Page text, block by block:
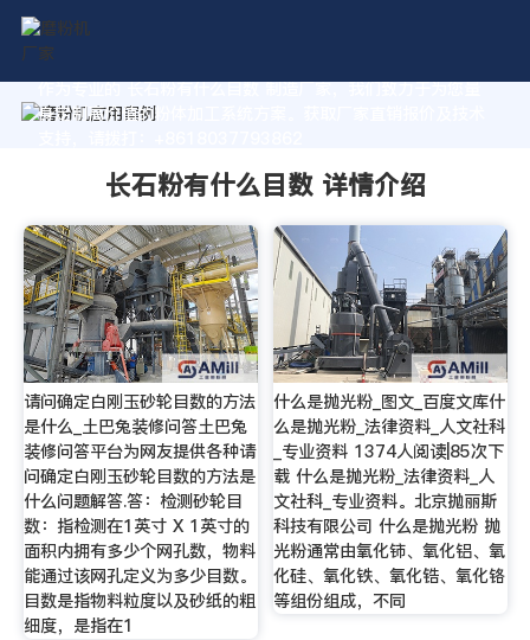
作为专业的 长石粉有什么目数 制造厂家，我们致力于为您量
身定制高价值的粉体加工系统方案。获取厂家直销报价及技术
长石粉有什么目数 详情介绍
请问确定白刚玉砂轮目数的方法
是什么_土巴兔装修问答土巴兔
装修问答平台为网友提供各种请
问确定白刚玉砂轮目数的方法是
什么问题解答.答：检测砂轮目
数：指检测在1英寸 X 1英寸的
面积内拥有多少个网孔数，物料
能通过该网孔定义为多少目数。
目数是指物料粒度以及砂纸的粗
细度，是指在1
什么是抛光粉_图文_百度文库什
么是抛光粉_法律资料_人文社科
_专业资料 1374人阅读|85次下
载 什么是抛光粉_法律资料_人
文社科_专业资料。北京抛丽斯
科技有限公司 什么是抛光粉 抛
光粉通常由氧化铈、氧化铝、氧
化硅、氧化铁、氧化锆、氧化铬
等组份组成，不同